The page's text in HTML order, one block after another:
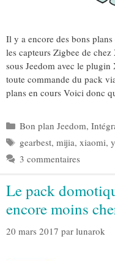
Il y a encore des bons
les capteurs Zigbee de
sous Jeedom avec le
toute commande du pack
plans en cours Voici donc
Catégories
Bon plan Jeedom,
Étiquettes
gearbest, mijia, xiaomi,
3 commentaires
Le pack
encore moins
20 mars 2017 par lunarok